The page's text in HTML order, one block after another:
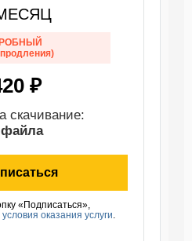
₽
скачивание:
«Подписаться»,
условия оказания услуги.